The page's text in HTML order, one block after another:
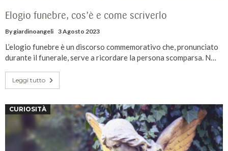
Elogio funebre, cos’è e come scriverlo
Bygiardinoangeli 3 Agosto 2023
L’elogio funebre è un discorso commemorativo che, pronunciato
durante il funerale, serve a ricordare la persona scomparsa. N…
Leggi tutto
CURIOSITÀ